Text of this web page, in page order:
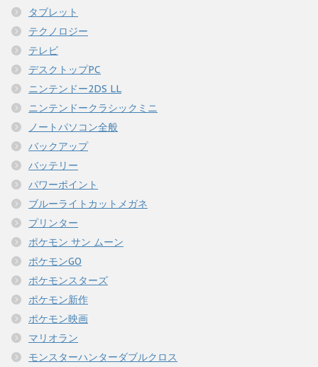
タブレット
テクノロジー
テレビ
デスクトップPC
ニンテンドー2DS LL
ニンテンドークラシックミニ
ノートパソコン全般
バックアップ
バッテリー
パワーポイント
ブルーライトカットメガネ
プリンター
ポケモン サン ムーン
ポケモンGO
ポケモンスターズ
ポケモン新作
ポケモン映画
マリオラン
モンスターハンターダブルクロス